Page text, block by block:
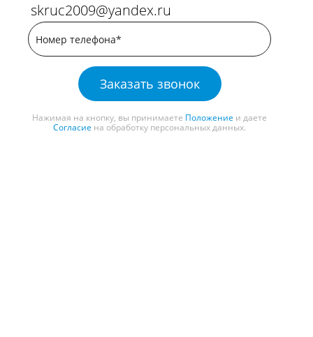
skruc2009@yandex.ru
Заказать звонок
Нажимая на кнопку, вы принимаете Положение и даете
Согласие на обработку персональных данных.